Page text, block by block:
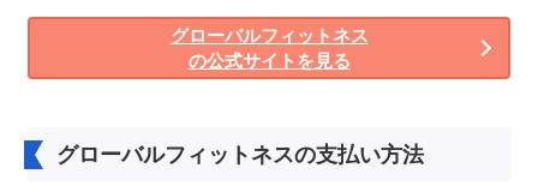
グローバルフィットネス
の公式サイトを見る
グローバルフィットネスの支払い方法